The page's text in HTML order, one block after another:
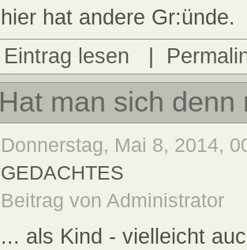
hier hat andere Gr:ünde.
Eintrag lesen
Hat man sich denn
Donnerstag, Mai 8, 2014,
GEDACHTES
Beitrag von Administrator
... als Kind - vielleicht